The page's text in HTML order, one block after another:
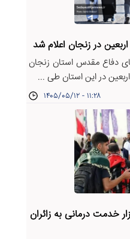
در زنجان اعلام شد
دفاع مقدس استان زنجان
اربعین در این استان طی ...
۱۴۰۵/۰۵/۱۲ - ۱۱:۲۸
زنجان بیش از ۹ هزار خدمت درمانی به زائران